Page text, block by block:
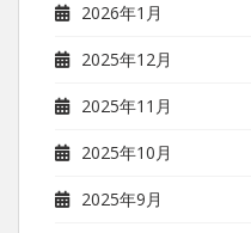
2026年1月
2025年12月
2025年11月
2025年10月
2025年9月